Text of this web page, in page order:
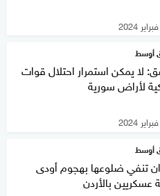
أوسط
لا يمكن استمرار احتلال قوات
لأراض سورية
أوسط
تنفي ضلوعها بهجوم أودى
عسكريين بالأردن